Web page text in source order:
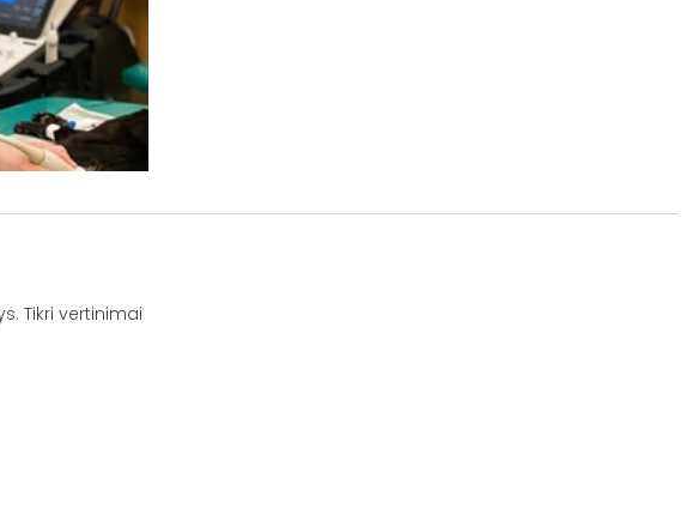
Tikri vertinimai